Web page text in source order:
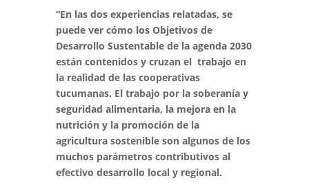
“En las dos experiencias relatadas, se
puede ver cómo los Objetivos de
Desarrollo Sustentable de la agenda 2030
están contenidos y cruzan el trabajo en
la realidad de las cooperativas
tucumanas. El trabajo por la soberanía y
seguridad alimentaria, la mejora en la
nutrición y la promoción de la
agricultura sostenible son algunos de los
muchos parámetros contributivos al
efectivo desarrollo local y regional.